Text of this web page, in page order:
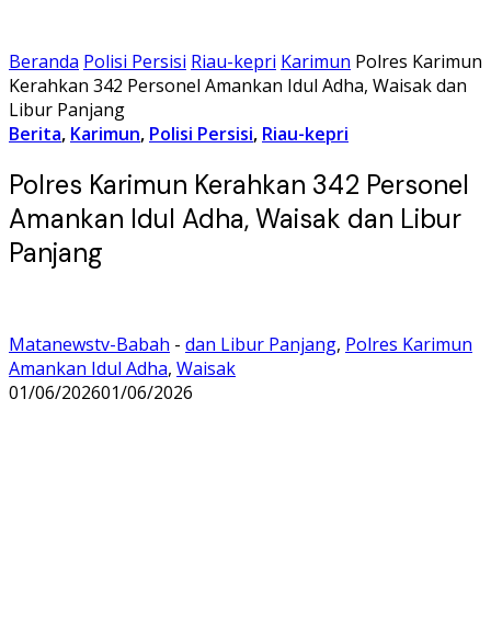
Beranda Polisi Persisi Riau-kepri Karimun Polres Karimun
Kerahkan 342 Personel Amankan Idul Adha, Waisak dan
Libur Panjang
Berita, Karimun, Polisi Persisi, Riau-kepri
Polres Karimun Kerahkan 342 Personel
Amankan Idul Adha, Waisak dan Libur
Panjang
Matanewstv-Babah - dan Libur Panjang, Polres Karimun
Amankan Idul Adha, Waisak
01/06/202601/06/2026